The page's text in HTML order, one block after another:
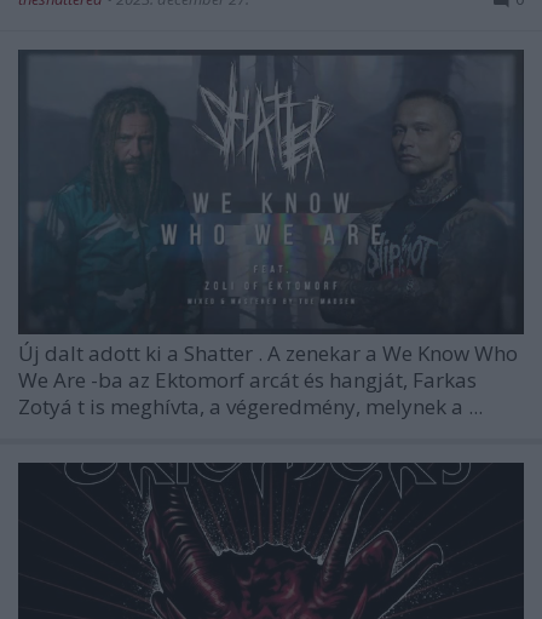
Új dalt adott ki a Shatter . A zenekar a We Know Who
We Are -ba az Ektomorf arcát és hangját, Farkas
Zotyá t is meghívta, a végeredmény, melynek a ...